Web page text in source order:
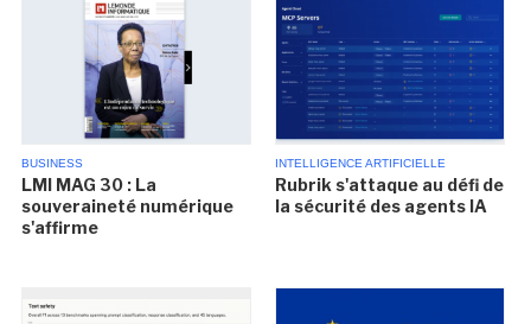
BUSINESS
LMI MAG 30 : La
souveraineté numérique
s'affirme
INTELLIGENCE ARTIFICIELLE
Rubrik s'attaque au défi de
la sécurité des agents IA